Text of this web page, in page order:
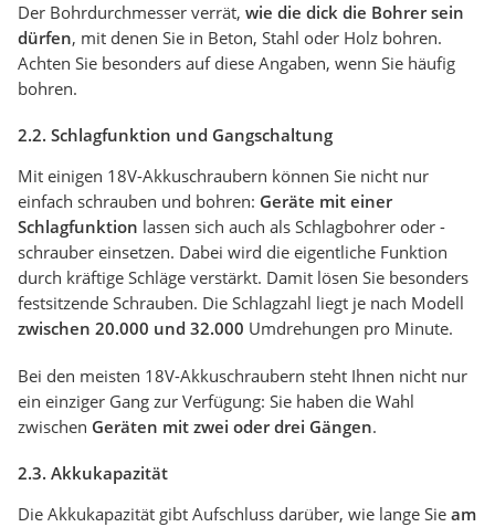
Der Bohrdurchmesser verrät, wie die dick die Bohrer sein
dürfen, mit denen Sie in Beton, Stahl oder Holz bohren.
Achten Sie besonders auf diese Angaben, wenn Sie häufig
bohren.
2.2. Schlagfunktion und Gangschaltung
Mit einigen 18V-Akkuschraubern können Sie nicht nur
einfach schrauben und bohren: Geräte mit einer
Schlagfunktion lassen sich auch als Schlagbohrer oder -
schrauber einsetzen. Dabei wird die eigentliche Funktion
durch kräftige Schläge verstärkt. Damit lösen Sie besonders
festsitzende Schrauben. Die Schlagzahl liegt je nach Modell
zwischen 20.000 und 32.000 Umdrehungen pro Minute.
Bei den meisten 18V-Akkuschraubern steht Ihnen nicht nur
ein einziger Gang zur Verfügung: Sie haben die Wahl
zwischen Geräten mit zwei oder drei Gängen.
2.3. Akkukapazität
Die Akkukapazität gibt Aufschluss darüber, wie lange Sie am